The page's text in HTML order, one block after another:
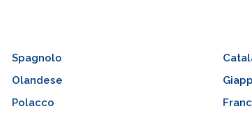
Spagnolo
Olandese
Polacco